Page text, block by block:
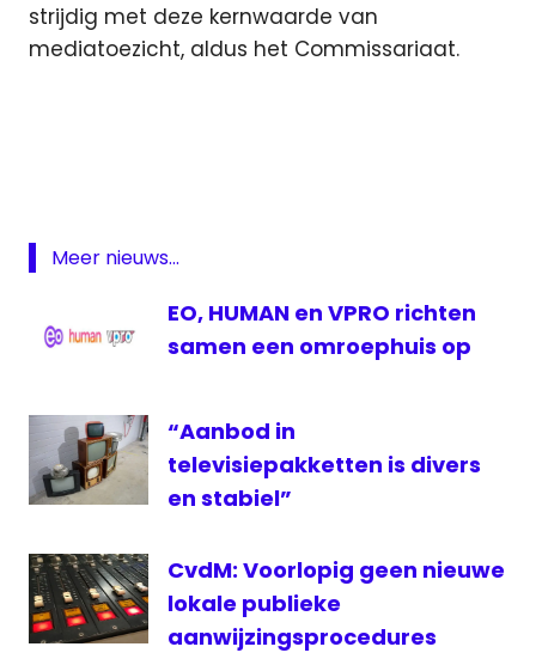
strijdig met deze kernwaarde van
mediatoezicht, aldus het Commissariaat.
Polen
Publieke
Meer nieuws...
EO, HUMAN en VPRO richten
samen een omroephuis op
“Aanbod in
televisiepakketten is divers
en stabiel”
CvdM: Voorlopig geen nieuwe
lokale publieke
aanwijzingsprocedures